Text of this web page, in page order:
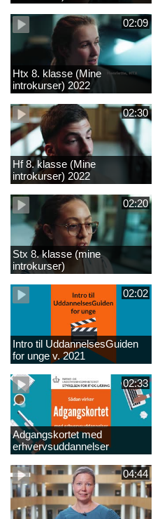
02:09
Htx 8. klasse (Mine
introkurser) 2022
02:30
Hf 8. klasse (Mine
introkurser) 2022
02:20
Stx 8. klasse (mine
introkurser)
02:02
Intro til UddannelsesGuiden
for unge v. 2021
02:33
Adgangskortet med
erhvervsuddannelser
04:44